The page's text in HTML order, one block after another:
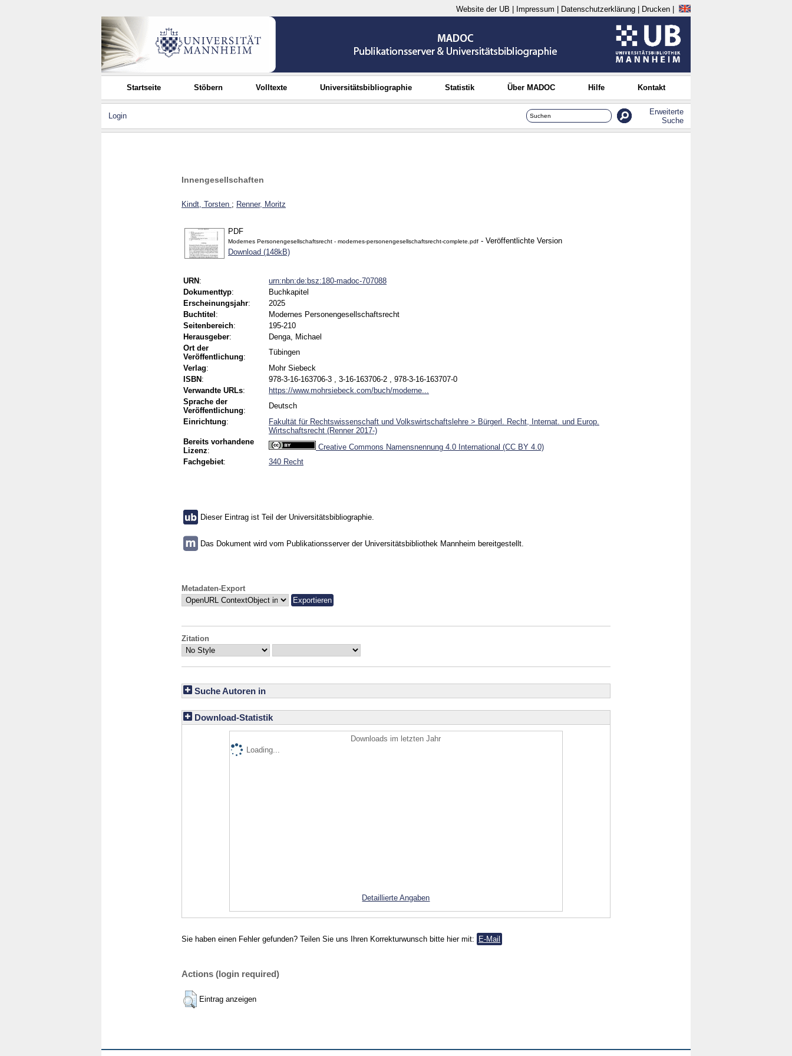
Website der UB Impressum Datenschutzerklärung Drucken
Startseite Stöbern Volltexte Universitätsbibliographie Statistik Über MADOC Hilfe Kontakt
Login
Erweiterte
Suche
Innengesellschaften
Kindt, Torsten ; Renner, Moritz
PDF
Modernes Personengesellschaftsrecht - modernes-personengesellschaftsrecht-complete.pdf - Veröffentlichte Version
Download (148kB)
URN :
urn:nbn:de:bsz:180-madoc-707088
Dokumenttyp:
Buchkapitel
Erscheinungsjahr:
2025
Buchtitel :
Modernes Personengesellschaftsrecht
Seitenbereich:
195-210
Herausgeber:
Denga, Michael
Ort der
Veröffentlichung:
Tübingen
Verlag:
Mohr Siebeck
ISBN :
978-3-16-163706-3 , 3-16-163706-2 , 978-3-16-163707-0
Verwandte URLs:
https://www.mohrsiebeck.com/buch/moderne...
Sprache der
Veröffentlichung:
Deutsch
Einrichtung:
Fakultät für Rechtswissenschaft und Volkswirtschaftslehre > Bürgerl. Recht, Internat. und Europ.
Wirtschaftsrecht (Renner 2017-)
Bereits vorhandene
Lizenz:
Creative Commons Namensnennung 4.0 International (CC BY 4.0)
Fachgebiet: 340 Recht
Dieser Eintrag ist Teil der Universitätsbibliographie.
Das Dokument wird vom Publikationsserver der Universitätsbibliothek Mannheim bereitgestellt.
Metadaten-Export
Zitation
Suche Autoren in
Download-Statistik
Downloads im letzten Jahr
Loading...
Detaillierte Angaben
Sie haben einen Fehler gefunden? Teilen Sie uns Ihren Korrekturwunsch bitte hier mit: E-Mail
Actions (login required)
Eintrag anzeigen